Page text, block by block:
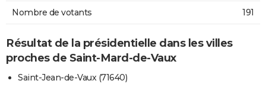
Nombre de votants 191
Résultat de la présidentielle dans les villes
proches de Saint-Mard-de-Vaux
Saint-Jean-de-Vaux (71640)